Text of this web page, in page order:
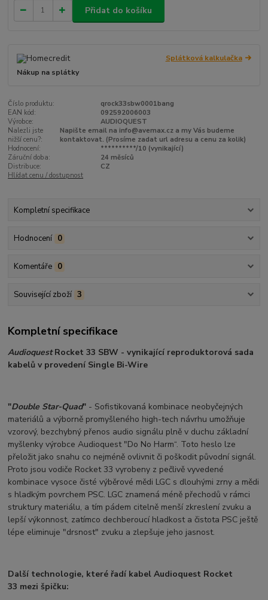
Přidat do košíku
Splátková kalkulačka
Nákup na splátky
Číslo produktu:
qrock33sbw0001bang
EAN kód:
092592006003
Výrobce:
AUDIOQUEST
Nalezli jste
nižší cenu?:
Napište email na info@avemax.cz a my Vás budeme
kontaktovat. (Prosíme zadat url adresu a cenu za kolik)
Hodnocení:
**********/10 (vynikající)
Záruční doba:
24 měsíců
Distribuce:
CZ
Hlídat cenu / dostupnost
Kompletní specifikace
Hodnocení 0
Komentáře 0
Související zboží 3
Kompletní specifikace
AudioquestRocket 33 SBW - vynikající reproduktorová sada
kabelů v provedení Single Bi-Wire
"Double Star-Quad" - Sofistikovaná kombinace neobyčejných
materiálů a výborně promyšleného high-tech návrhu umožňuje
vzorový, bezchybný přenos audio signálu plně v duchu základní
myšlenky výrobce Audioquest "Do No Harm“. Toto heslo lze
přeložit jako snahu co nejméně ovlivnit či poškodit původní signál.
Proto jsou vodiče Rocket 33 vyrobeny z pečlivě vyvedené
kombinace vysoce čisté výběrové mědi LGC s dlouhými zrny a mědi
s hladkým povrchem PSC. LGC znamená méně přechodů v rámci
struktury materiálu, a tím pádem citelně menší zkreslení zvuku a
lepší výkonnost, zatímco dechberoucí hladkost a čistota PSC ještě
lépe eliminuje "drsnost" zvuku a zlepšuje jeho jasnost.
Další technologie, které řadí kabel Audioquest Rocket
33 mezi špičku: